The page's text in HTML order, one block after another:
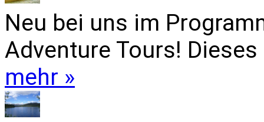
Neu bei uns im
Adventure Tours!
mehr »